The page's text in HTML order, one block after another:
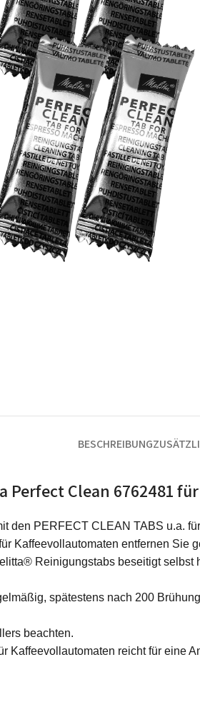
BESCHREIBUNG
Clean 6762481
den PERFECT CLEAN TABS u.a.
Kaffeevollautomaten entfernen Sie
Reinigungstabs beseitigt
spätestens nach 200
beachten.
Kaffeevollautomaten reicht für eine